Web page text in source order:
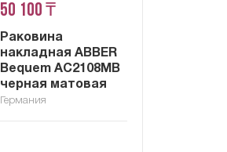
50 100 ₸
Раковина
накладная ABBER
Bequem AC2108MB
черная матовая
Германия